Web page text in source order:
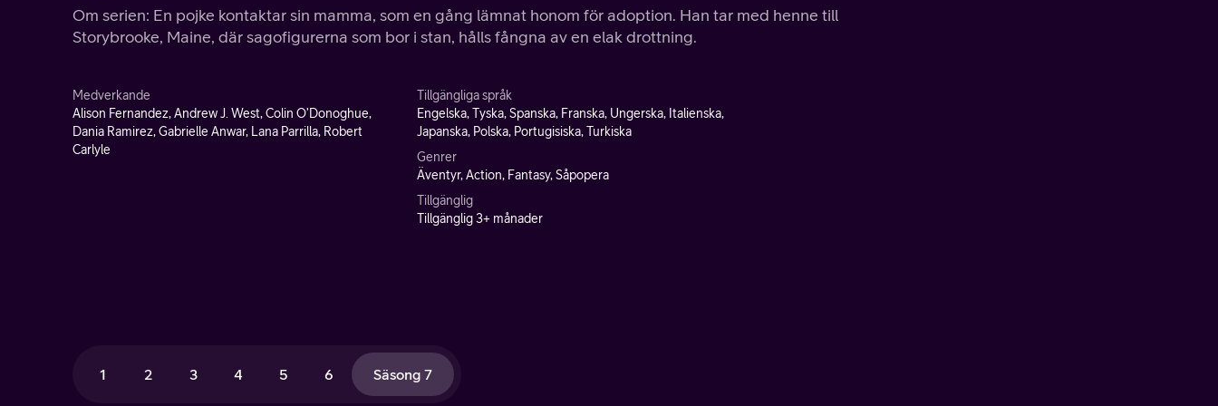
Om serien: En pojke kontaktar sin mamma, som en gång lämnat honom för adoption. Han tar med henne till
Storybrooke, Maine, där sagofigurerna som bor i stan, hålls fångna av en elak drottning.
Medverkande
Alison Fernandez, Andrew J. West, Colin O’Donoghue,
Dania Ramirez, Gabrielle Anwar, Lana Parrilla, Robert
Carlyle
Tillgängliga språk
Engelska, Tyska, Spanska, Franska, Ungerska, Italienska,
Japanska, Polska, Portugisiska, Turkiska
Genrer
Äventyr, Action, Fantasy, Såpopera
Tillgänglig
Tillgänglig 3+ månader
1 2 3 4 5 6 Säsong 7